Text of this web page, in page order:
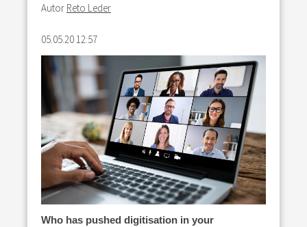
Autor Reto Leder
05.05.20 12:57
Who has pushed digitisation in your